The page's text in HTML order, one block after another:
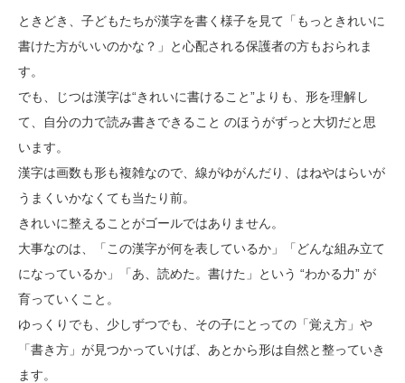
ときどき、子どもたちが漢字を書く様子を見て「もっときれいに
書けた方がいいのかな？」と心配される保護者の方もおられま
す。
でも、じつは漢字は“きれいに書けること”よりも、形を理解し
て、自分の力で読み書きできること のほうがずっと大切だと思
います。
漢字は画数も形も複雑なので、線がゆがんだり、はねやはらいが
うまくいかなくても当たり前。
きれいに整えることがゴールではありません。
大事なのは、「この漢字が何を表しているか」「どんな組み立て
になっているか」「あ、読めた。書けた」という “わかる力” が
育っていくこと。
ゆっくりでも、少しずつでも、その子にとっての「覚え方」や
「書き方」が見つかっていけば、あとから形は自然と整っていき
ます。